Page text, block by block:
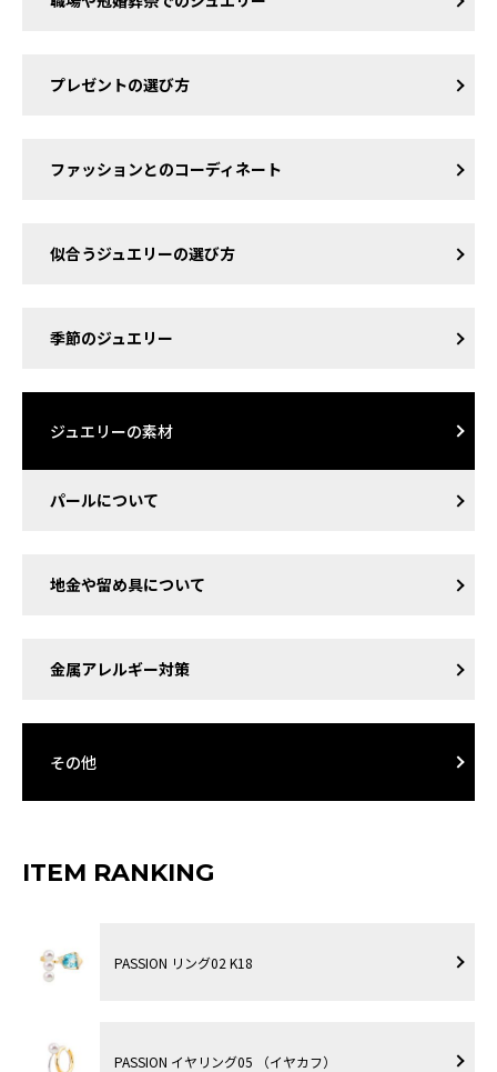
プレゼントの選び方
ファッションとのコーディネート
似合うジュエリーの選び方
季節のジュエリー
ジュエリーの素材
パールについて
地金や留め具について
金属アレルギー対策
その他
ITEM RANKING
PASSION リング02 K18
PASSION イヤリング05 （イヤカフ）